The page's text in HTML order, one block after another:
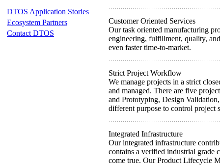
DTOS Application Stories
Ecosystem Partners
Contact DTOS
Customer Oriented Services
Our task oriented manufacturing
engineering, fulfillment, quality,
even faster time-to-market.
Strict Project Workflow
We manage projects in a strict
and managed. There are five
and Prototyping, Design
different purpose to control project
Integrated Infrastructure
Our integrated infrastructure
contains a verified industrial grade
come true. Our Product Lifecycle